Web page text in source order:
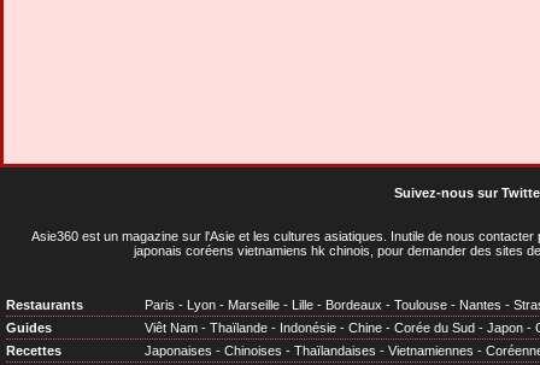
Suivez-nous sur
Asie360 est un magazine sur l'Asie et les cultures asiatiques . Inutile de nous
japonais coréens vietnamiens hk chinois, pour demander des sites
Restaurants Paris - Lyon - Marseille - Lille - Bordeaux - Toulouse - Nantes -
Guides
Viêt Nam - Thaïlande - Indonésie - Chine - Corée du Sud - Japon -
Recettes
Japonaises - Chinoises - Thaïlandaises - Vietnamiennes -